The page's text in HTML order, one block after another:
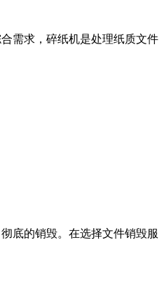
需求，碎纸机是处理纸质文件
底的销毁。在选择文件销毁服